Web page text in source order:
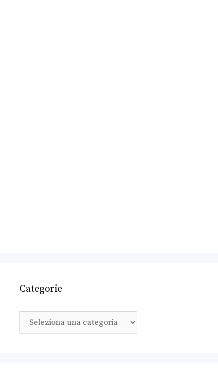
Categorie